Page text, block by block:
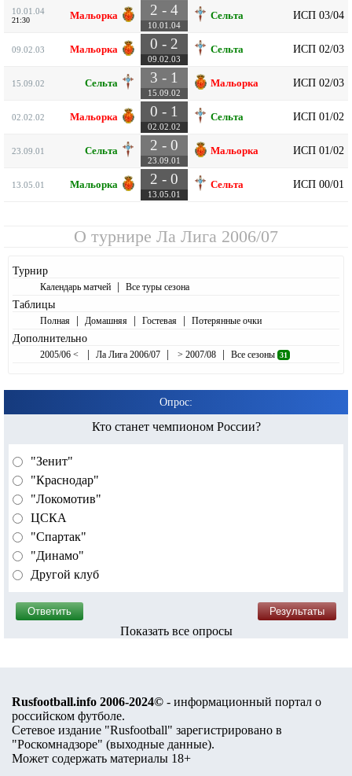
10.01.04
21:30 Мальорка 2 - 4
10.01.04
Сельта ИСП 03/04
09.02.03 Мальорка 0 - 2
09.02.03
Сельта ИСП 02/03
15.09.02 Сельта 3 - 1
15.09.02
Мальорка ИСП 02/03
02.02.02 Мальорка 0 - 1
02.02.02
Сельта ИСП 01/02
23.09.01 Сельта 2 - 0
23.09.01
Мальорка ИСП 01/02
13.05.01 Мальорка 2 - 0
13.05.01
Сельта ИСП 00/01
О турнире Ла Лига 2006/07
Турнир
Календарь матчей | Все туры сезона
Таблицы
Полная | Домашняя | Гостевая | Потерянные очки
Дополнительно
2005/06 < | Ла Лига 2006/07 | > 2007/08 | Все сезоны 31
Опрос:
Кто станет чемпионом России?
"Зенит"
"Краснодар"
"Локомотив"
ЦСКА
"Спартак"
"Динамо"
Другой клуб
Показать все опросы
Rusfootball.info 2006-2024© - информационный портал о
российском футболе.
Сетевое издание "Rusfootball" зарегистрировано в
"Роскомнадзоре" (выходные данные).
Может содержать материалы 18+